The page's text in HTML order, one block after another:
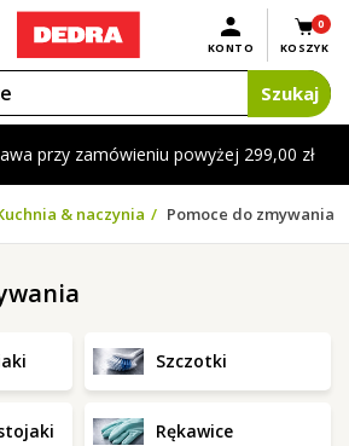
przy zamówieniu powyżej 299,00 zł
0
KOSZYK
KONTO
Szukaj
& naczynia Pomoce do zmywania
Szczotki
Rękawice